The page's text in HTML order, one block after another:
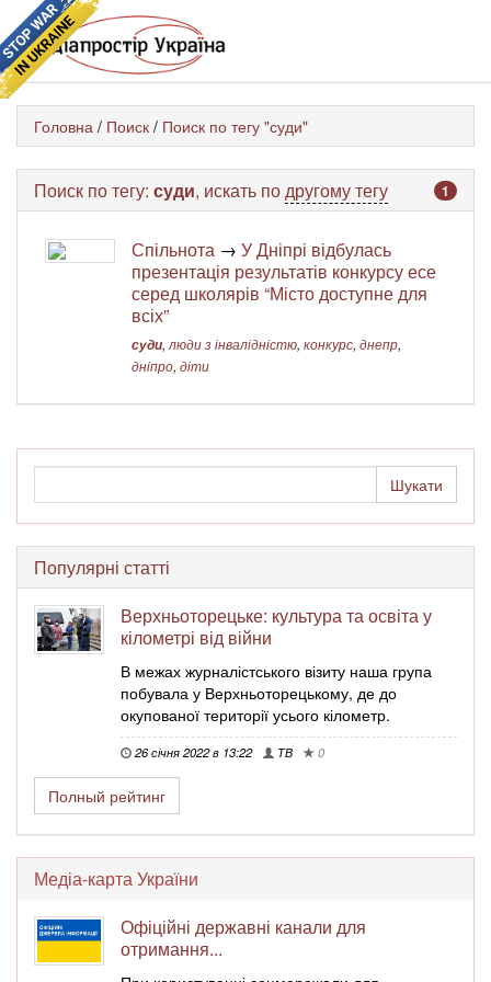
Головна / Поиск / Поиск по тегу "суди"
1
Поиск по тегу: суди, искать подругому тегу
Спільнота → У Дніпрі відбулась
презентація результатів конкурсу есе
серед школярів “Місто доступне для
всіх”
суди, люди з інвалідністю, конкурс, днепр,
дніпро, діти
Популярні статті
Верхньоторецьке: культура та освіта у
кілометрі від війни
В межах журналістського візиту наша група
побувала у Верхньоторецькому, де до
окупованої території усього кілометр.
26 січня 2022 в 13:22 ТВ 0
Полный рейтинг
Медіа-карта України
Офіційні державні канали для
отримання...